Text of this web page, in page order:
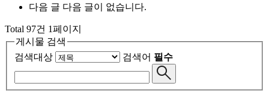
다음 글 다음 글이 없습니다.
Total 97건 1페이지
게시물 검색
검색대상
검색어 필수